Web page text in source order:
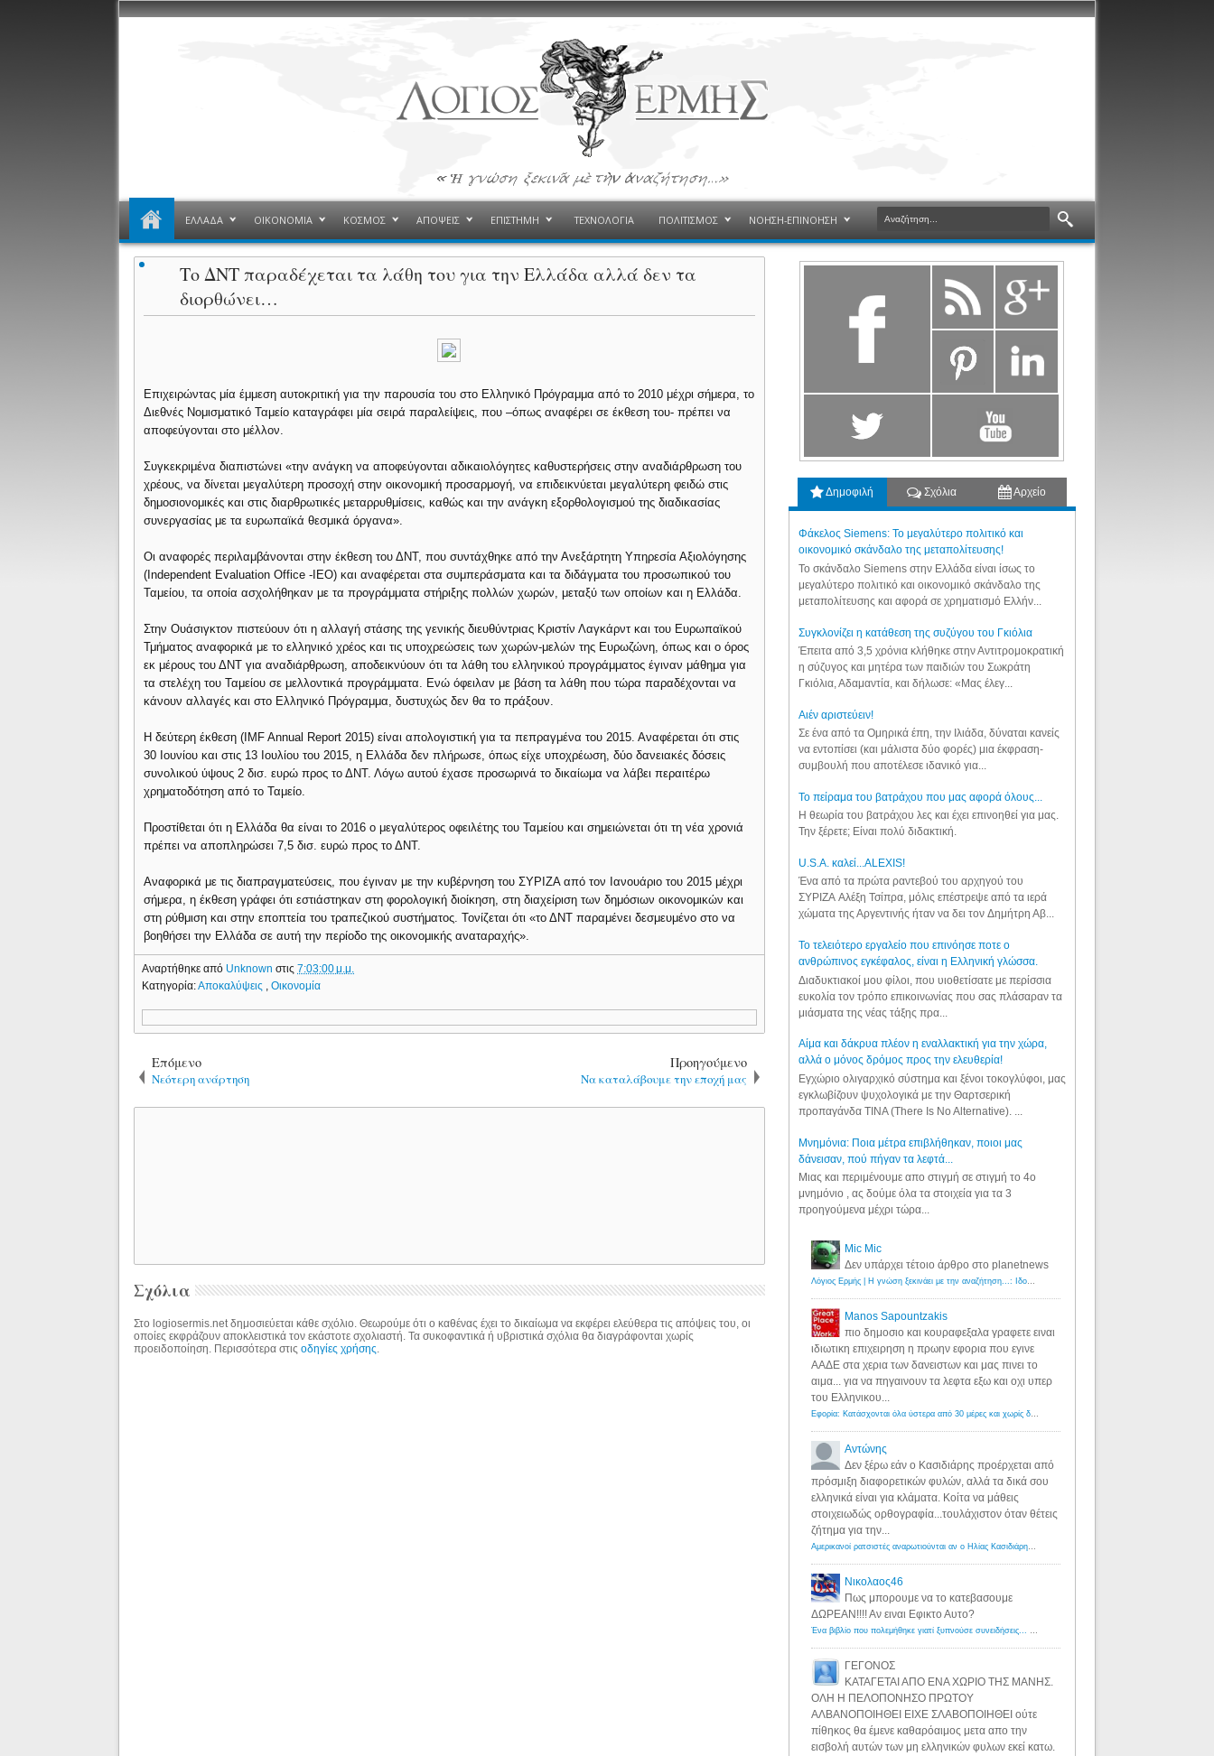
ΕΛΛΑΔΑ ΟΙΚΟΝΟΜΙΑ ΚΟΣΜΟΣ ΑΠΟΨΕΙΣ ΕΠΙΣΤΗΜΗ ΤΕΧΝΟΛΟΓΙΑ ΠΟΛΙΤΙΣΜΟΣ ΝΟΗΣΗ-ΕΠΙΝΟΗΣΗ
Το ΔΝΤ παραδέχεται τα λάθη του για την Ελλάδα αλλά δεν τα
διορθώνει…
Επιχειρώντας μία έμμεση αυτοκριτική για την παρουσία του στο Ελληνικό Πρόγραμμα από το 2010 μέχρι σήμερα, το
Διεθνές Νομισματικό Ταμείο καταγράφει μία σειρά παραλείψεις, που –όπως αναφέρει σε έκθεση του- πρέπει να
αποφεύγονται στο μέλλον.
Συγκεκριμένα διαπιστώνει «την ανάγκη να αποφεύγονται αδικαιολόγητες καθυστερήσεις στην αναδιάρθρωση του
χρέους, να δίνεται μεγαλύτερη προσοχή στην οικονομική προσαρμογή, να επιδεικνύεται μεγαλύτερη φειδώ στις
δημοσιονομικές και στις διαρθρωτικές μεταρρυθμίσεις, καθώς και την ανάγκη εξορθολογισμού της διαδικασίας
συνεργασίας με τα ευρωπαϊκά θεσμικά όργανα».
Οι αναφορές περιλαμβάνονται στην έκθεση του ΔΝΤ, που συντάχθηκε από την Ανεξάρτητη Υπηρεσία Αξιολόγησης
(Independent Evaluation Office -IEO) και αναφέρεται στα συμπεράσματα και τα διδάγματα του προσωπικού του
Ταμείου, τα οποία ασχολήθηκαν με τα προγράμματα στήριξης πολλών χωρών, μεταξύ των οποίων και η Ελλάδα.
Στην Ουάσιγκτον πιστεύουν ότι η αλλαγή στάσης της γενικής διευθύντριας Κριστίν Λαγκάρντ και του Ευρωπαϊκού
Τμήματος αναφορικά με το ελληνικό χρέος και τις υποχρεώσεις των χωρών-μελών της Ευρωζώνη, όπως και ο όρος
εκ μέρους του ΔΝΤ για αναδιάρθρωση, αποδεικνύουν ότι τα λάθη του ελληνικού προγράμματος έγιναν μάθημα για
τα στελέχη του Ταμείου σε μελλοντικά προγράμματα. Ενώ όφειλαν με βάση τα λάθη που τώρα παραδέχονται να
κάνουν αλλαγές και στο Ελληνικό Πρόγραμμα, δυστυχώς δεν θα το πράξουν.
Η δεύτερη έκθεση (IMF Annual Report 2015) είναι απολογιστική για τα πεπραγμένα του 2015. Αναφέρεται ότι στις
30 Ιουνίου και στις 13 Ιουλίου του 2015, η Ελλάδα δεν πλήρωσε, όπως είχε υποχρέωση, δύο δανειακές δόσεις
συνολικού ύψους 2 δισ. ευρώ προς το ΔΝΤ. Λόγω αυτού έχασε προσωρινά το δικαίωμα να λάβει περαιτέρω
χρηματοδότηση από το Ταμείο.
Προστίθεται ότι η Ελλάδα θα είναι το 2016 ο μεγαλύτερος οφειλέτης του Ταμείου και σημειώνεται ότι τη νέα χρονιά
πρέπει να αποπληρώσει 7,5 δισ. ευρώ προς το ΔΝΤ.
Αναφορικά με τις διαπραγματεύσεις, που έγιναν με την κυβέρνηση του ΣΥΡΙΖΑ από τον Ιανουάριο του 2015 μέχρι
σήμερα, η έκθεση γράφει ότι εστιάστηκαν στη φορολογική διοίκηση, στη διαχείριση των δημόσιων οικονομικών και
στη ρύθμιση και στην εποπτεία του τραπεζικού συστήματος. Τονίζεται ότι «το ΔΝΤ παραμένει δεσμευμένο στο να
βοηθήσει την Ελλάδα σε αυτή την περίοδο της οικονομικής αναταραχής».
Αναρτήθηκε από Unknownστις7:03:00 μ.μ.
Κατηγορία:Αποκαλύψεις ,Οικονομία
Επόμενο
Νεότερη ανάρτηση
Προηγούμενο
Να καταλάβουμε την εποχή μας
Σχόλια
Στο logiosermis.net δημοσιεύεται κάθε σχόλιο. Θεωρούμε ότι ο καθένας έχει το δικαίωμα να εκφέρει ελεύθερα τις απόψεις του, οι
οποίες εκφράζουν αποκλειστικά τον εκάστοτε σχολιαστή. Τα συκοφαντικά ή υβριστικά σχόλια θα διαγράφονται χωρίς
προειδοποίηση. Περισσότερα στιςοδηγίες χρήσης
Δημοφιλή Σχόλια Αρχείο
Φάκελος Siemens: Το μεγαλύτερο πολιτικό και
οικονομικό σκάνδαλο της μεταπολίτευσης!
Το σκάνδαλο Siemens στην Ελλάδα είναι ίσως το
μεγαλύτερο πολιτικό και οικονομικό σκάνδαλο της
μεταπολίτευσης και αφορά σε χρηματισμό Ελλήν...
Συγκλονίζει η κατάθεση της συζύγου του Γκιόλια
Έπειτα από 3,5 χρόνια κλήθηκε στην Αντιτρομοκρατική
η σύζυγος και μητέρα των παιδιών του Σωκράτη
Γκιόλια, Αδαμαντία, και δήλωσε: «Μας έλεγ...
Aιέν αριστεύειν!
Σε ένα από τα Ομηρικά έπη, την Ιλιάδα, δύναται κανείς
να εντοπίσει (και μάλιστα δύο φορές) μια έκφραση-
συμβουλή που αποτέλεσε ιδανικό για...
Το πείραμα του βατράχου που μας αφορά όλους...
Η θεωρία του βατράχου λες και έχει επινοηθεί για μας.
Την ξέρετε; Είναι πολύ διδακτική.
U.S.A. καλεί...ALEXIS!
Ένα από τα πρώτα ραντεβού του αρχηγού του
ΣΥΡΙΖΑ Αλέξη Τσίπρα, μόλις επέστρεψε από τα ιερά
χώματα της Αργεντινής ήταν να δει τον Δημήτρη Αβ...
Το τελειότερο εργαλείο που επινόησε ποτε ο
ανθρώπινος εγκέφαλος, είναι η Ελληνική γλώσσα.
Διαδυκτιακοί μου φίλοι, που υιοθετίσατε με περίσσια
ευκολία τον τρόπο επικοινωνίας που σας πλάσαραν τα
μιάσματα της νέας τάξης πρα...
Αίμα και δάκρυα πλέον η εναλλακτική για την χώρα,
αλλά ο μόνος δρόμος προς την ελευθερία!
Εγχώριο ολιγαρχικό σύστημα και ξένοι τοκογλύφοι, μας
εγκλωβίζουν ψυχολογικά με την Θαρτσερική
προπαγάνδα TINA (There Is No Alternative). ...
Μνημόνια: Ποια μέτρα επιβλήθηκαν, ποιοι μας
δάνεισαν, πού πήγαν τα λεφτά...
Μιας και περιμένουμε απο στιγμή σε στιγμή το 4ο
μνημόνιο , ας δούμε όλα τα στοιχεία για τα 3
προηγούμενα μέχρι τώρα...
Mic Mic
Δεν υπάρχει τέτοιο άρθρο στο planetnews
Λόγιος Ερμής | Η γνώση ξεκινάει με την αναζήτηση...: Ιδού οι 18 που χρωστούν 11 δις ευρώ!
Manos Sapountzakis
πιο δημοσιο και κουραφεξαλα γραφετε ειναι
ιδιωτικη επιχειρηση η πρωην εφορια που εγινε
ΑΑΔΕ στα χερια των δανειστων και μας πινει το
αιμα... για να πηγαινουν τα λεφτα εξω και οχι υπερ
του Ελληνικου...
Εφορία: Κατάσχονται όλα ύστερα από 30 μέρες και χωρίς δικαστικές αποφάσεις - Λόγιος Ερμής
Αντώνης
Δεν ξέρω εάν ο Κασιδιάρης προέρχεται από
πρόσμιξη διαφορετικών φυλών, αλλά τα δικά σου
ελληνικά είναι για κλάματα. Κοίτα να μάθεις
στοιχειωδώς ορθογραφία...τουλάχιστον όταν θέτεις
ζήτημα για την...
Αμερικανοί ρατσιστές αναρωτιούνται αν ο Ηλίας Κασιδιάρης ανήκει στη λευκή φυλή... - Λόγιος Ερμής
Νικολαος46
Πως μπορουμε να το κατεβασουμε
ΔΩΡΕΑΝ!!!! Αν ειναι Εφικτο Αυτο?
Ένα βιβλίο που πολεμήθηκε γιατί ξυπνούσε συνειδήσεις... - Λόγιος Ερμής | Η γνώση ξεκινάει με την αναζήτηση...
ΓΕΓΟΝΟΣ
ΚΑΤΑΓΕΤΑΙ ΑΠΟ ΕΝΑ ΧΩΡΙΟ ΤΗΣ ΜΑΝΗΣ.
ΟΛΗ Η ΠΕΛΟΠΟΝΗΣΟ ΠΡΩΤΟΥ
ΑΛΒΑΝΟΠΟΙΗΘΕΙ ΕΙΧΕ ΣΛΑΒΟΠΟΙΗΘΕΙ ούτε
πίθηκος θα έμενε καθαρόαιμος μετα απο την
εισβολή αυτών των μη ελληνικών φυλων εκεί κατω.